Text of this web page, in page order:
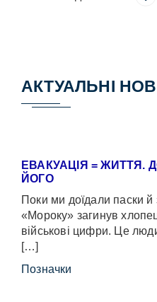
АКТУАЛЬНІ
ЕВАКУАЦІЯ = ЖИТТЯ.
ЙОГО
Поки ми доїдали паски
«Мороку» загинув
військові цифри. Це
[…]
Позначки